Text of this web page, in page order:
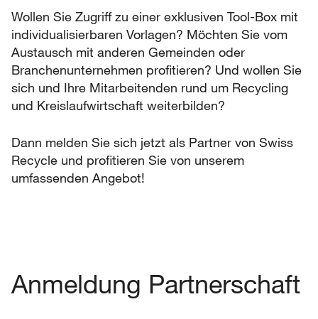
Wollen Sie Zugriff zu einer exklusiven Tool-Box mit
individualisierbaren Vorlagen? Möchten Sie vom
Austausch mit anderen Gemeinden oder
Branchenunternehmen profitieren? Und wollen Sie
sich und Ihre Mitarbeitenden rund um Recycling
und Kreislaufwirtschaft weiterbilden?
Dann melden Sie sich jetzt als Partner von Swiss
Recycle und profitieren Sie von unserem
umfassenden Angebot!
Anmeldung Partnerschaft